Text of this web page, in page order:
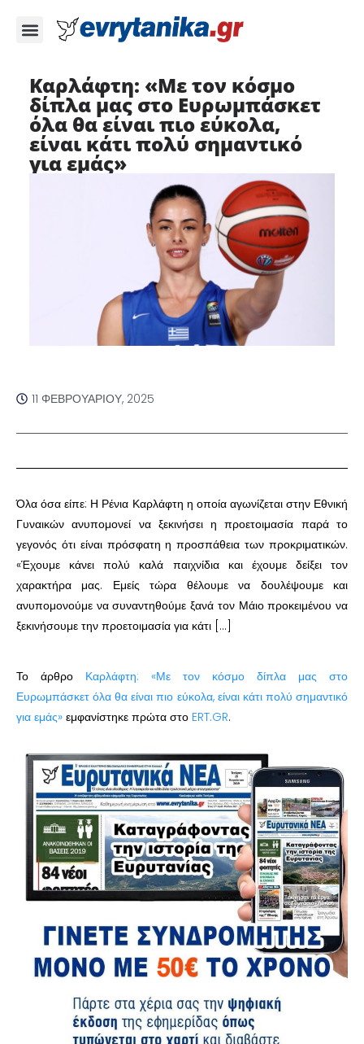
Καρλάφτη: «Με τον κόσμο
δίπλα μας στο Ευρωμπάσκετ
όλα θα είναι πιο εύκολα,
είναι κάτι πολύ σημαντικό
για εμάς»
11 ΦΕΒΡΟΥΑΡΊΟΥ, 2025
Όλα όσα είπε: Η Ρένια Καρλάφτη η οποία αγωνίζεται στην Εθνική
Γυναικών ανυπομονεί να ξεκινήσει η προετοιμασία παρά το
γεγονός ότι είναι πρόσφατη η προσπάθεια των προκριματικών.
«Έχουμε κάνει πολύ καλά παιχνίδια και έχουμε δείξει τον
χαρακτήρα μας. Εμείς τώρα θέλουμε να δουλέψουμε και
ανυπομονούμε να συναντηθούμε ξανά τον Μάιο προκειμένου να
ξεκινήσουμε την προετοιμασία για κάτι […]
Το άρθρο Καρλάφτη: «Με τον κόσμο δίπλα μας στο
Ευρωμπάσκετ όλα θα είναι πιο εύκολα, είναι κάτι πολύ σημαντικό
για εμάς» εμφανίστηκε πρώτα στο ERT.GR.